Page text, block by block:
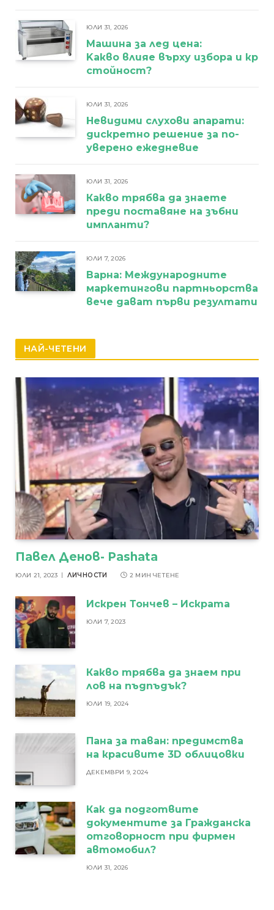
ЮЛИ 31, 2026
Машина за лед цена:
Kакво влияе върху избора и
стойност?
ЮЛИ 31, 2026
Невидими слухови апарати:
дискретно решение за по-
уверено ежедневие
ЮЛИ 31, 2026
Какво трябва да знаете
преди поставяне на зъбни
импланти?
ЮЛИ 7, 2026
Варна: Международните
маркетингови партньорства
вече дават първи резултати
НАЙ-ЧЕТЕНИ
Павел Денов- Pashata
ЮЛИ 21, 2023 ЛИЧНОСТИ 2 МИН ЧЕТЕНЕ
Искрен Тончев – Искрата
ЮЛИ 7, 2023
Какво трябва да знаем при
лов на пъдпъдък?
ЮЛИ 19, 2024
Пана за таван: предимства
на красивите 3D облицовки
ДЕКЕМВРИ 9, 2024
Как да подготвите
документите за Гражданска
отговорност при фирмен
автомобил?
ЮЛИ 31, 2026